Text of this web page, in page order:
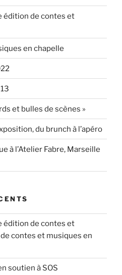
édition de contes et
en chapelle
et bulles de scènes »
du brunch à l’apéro
à l’Atelier Fabre, Marseille
édition de contes et
contes et musiques en
soutien à SOS